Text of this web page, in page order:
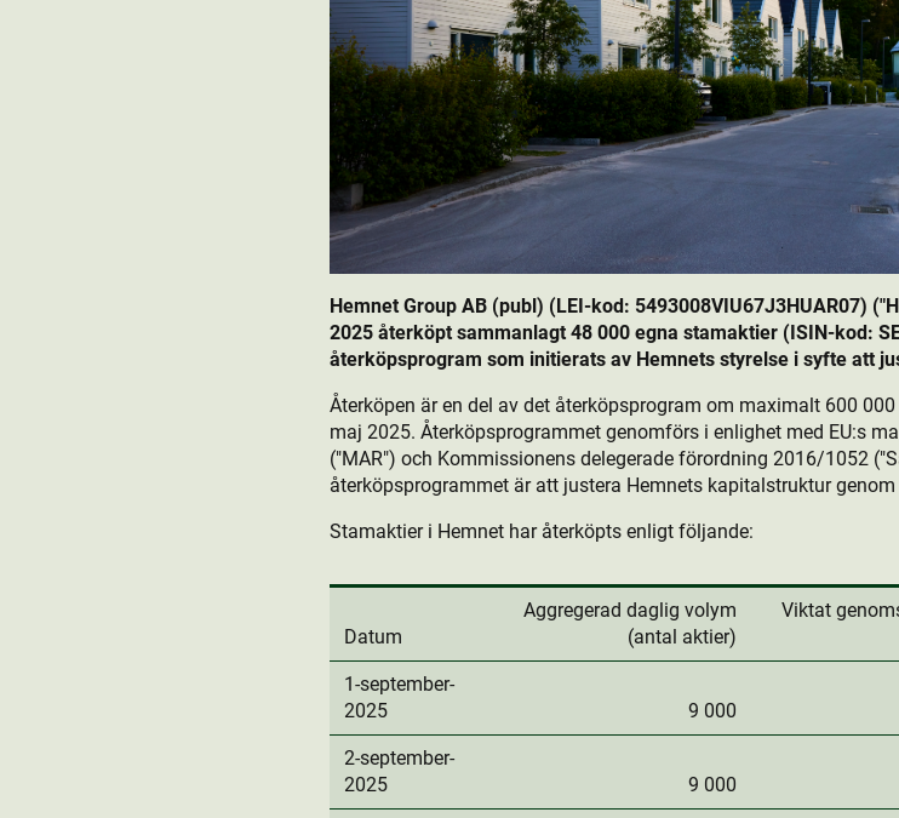
Hemnet Group AB (publ) (LEI-kod: 5493008VIU67J3HUAR07)
2025 återköpt sammanlagt 48 000 egna stamaktie­r (ISIN-kod:
återköpsprogram som initierats av Hemnets styrelse i syfte att
Återköpen är en del av det återköpsprogram om maximalt 600
maj 2025. Återköpsprogrammet genomförs i enlighet med EU:s
("MAR") och Kommissionens delegerade förordning 2016/1052
återköpsprogrammet är att justera Hemnets kapitalstruktur
Stamaktie­r i Hemnet har återköpts enligt följande:
Datum
Aggregerad daglig volym
(antal aktie­r)
Viktat
1-september-
2025
9 000
2-september-
2025
9 000